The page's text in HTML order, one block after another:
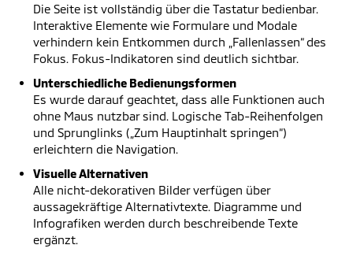
Die Seite ist vollständig über die Tastatur bedienbar.
Interaktive Elemente wie Formulare und Modale
verhindern kein Entkommen durch „Fallenlassen“ des
Fokus. Fokus-Indikatoren sind deutlich sichtbar.
Unterschiedliche Bedienungsformen
Es wurde darauf geachtet, dass alle Funktionen auch
ohne Maus nutzbar sind. Logische Tab-Reihenfolgen
und Sprunglinks („Zum Hauptinhalt springen“)
erleichtern die Navigation.
Visuelle Alternativen
Alle nicht-dekorativen Bilder verfügen über
aussagekräftige Alternativtexte. Diagramme und
Infografiken werden durch beschreibende Texte
ergänzt.